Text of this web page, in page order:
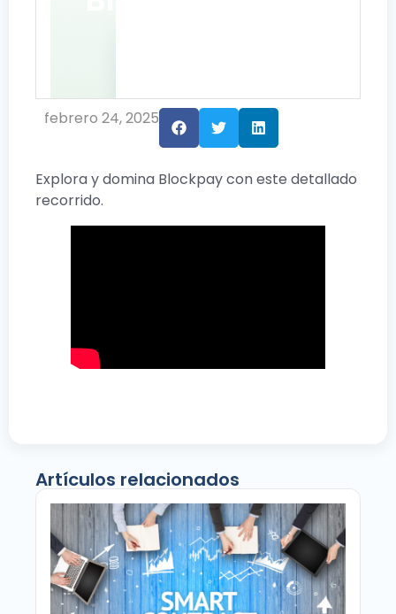
febrero 24, 2025
Explora y domina Blockpay con este detallado
recorrido.
Artículos relacionados